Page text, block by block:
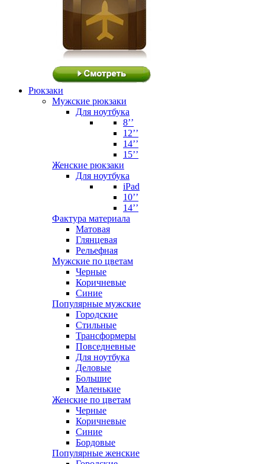
Рюкзаки
Мужские рюкзаки
Для ноутбука
8’’
12’’
14’’
15’’
Женские рюкзаки
Для ноутбука
iPad
10’’
14’’
Фактура материала
Матовая
Глянцевая
Рельефная
Мужские по цветам
Черные
Коричневые
Синие
Популярные мужские
Городские
Стильные
Трансформеры
Повседневные
Для ноутбука
Деловые
Большие
Маленькие
Женские по цветам
Черные
Коричневые
Синие
Бордовые
Популярные женские